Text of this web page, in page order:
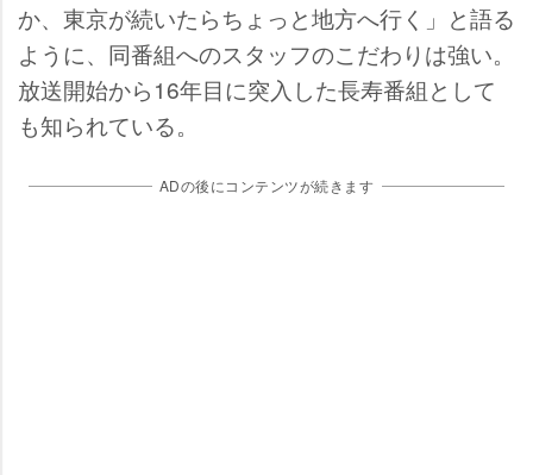
か、東京が続いたらちょっと地方へ行く」と語る
ように、同番組へのスタッフのこだわりは強い。
放送開始から16年目に突入した長寿番組として
も知られている。
ADの後にコンテンツが続きます